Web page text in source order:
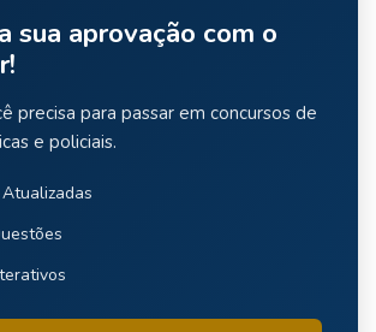
sua aprovação com o
precisa para passar em concursos de
e policiais.